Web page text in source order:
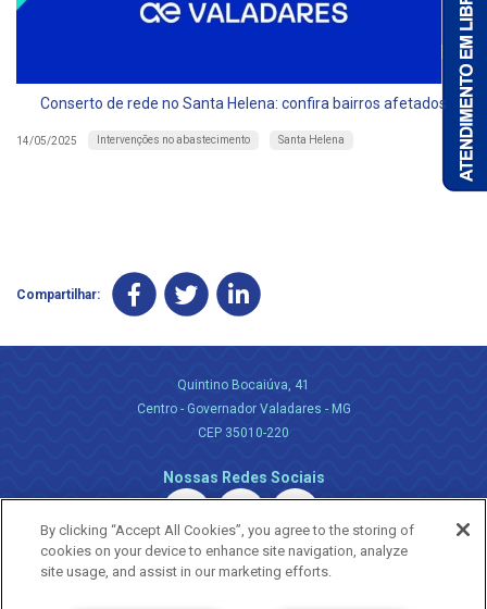
Conserto de rede no Santa Helena: confira bairros afetados
14/05/2025 Intervenções no abastecimento Santa Helena
Compartilhar:
Quintino Bocaiúva, 41
Centro - Governador Valadares - MG
CEP 35010-220
Nossas Redes Sociais
By clicking “Accept All Cookies”, you agree to the storing of
cookies on your device to enhance site navigation, analyze
site usage, and assist in our marketing efforts.